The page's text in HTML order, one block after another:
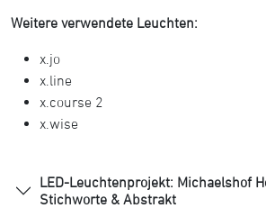
Weitere verwendete Leuchten:
x.jo
x.line
x.course 2
x.wise
LED-Leuchtenprojekt: Michaelshof
Stichworte & Abstrakt